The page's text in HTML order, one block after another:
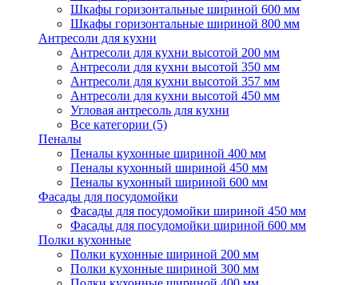
Шкафы горизонтальные шириной 600 мм
Шкафы горизонтальные шириной 800 мм
Антресоли для кухни
Антресоли для кухни высотой 200 мм
Антресоли для кухни высотой 350 мм
Антресоли для кухни высотой 357 мм
Антресоли для кухни высотой 450 мм
Угловая антресоль для кухни
Все категории (5)
Пеналы
Пеналы кухонные шириной 400 мм
Пеналы кухонный шириной 450 мм
Пеналы кухонный шириной 600 мм
Фасады для посудомойки
Фасады для посудомойки шириной 450 мм
Фасады для посудомойки шириной 600 мм
Полки кухонные
Полки кухонные шириной 200 мм
Полки кухонные шириной 300 мм